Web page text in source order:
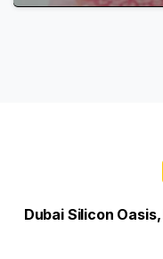
Dubai Silicon